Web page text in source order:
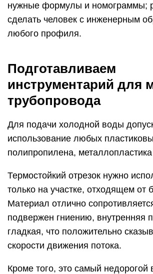
нужные формулы и номограммы;
сделать человек с инженерным
любого профиля.
Подготавливаем
инструментарий для
трубопровода
Для подачи холодной воды
использование любых
полипропилена,
Термостойкий отрезок нужно
только на участке, отходящем от
Материал отлично
подвержен гниению, внутренняя
гладкая, что положительно
скорости движения потока.
Кроме того, это самый недорогой